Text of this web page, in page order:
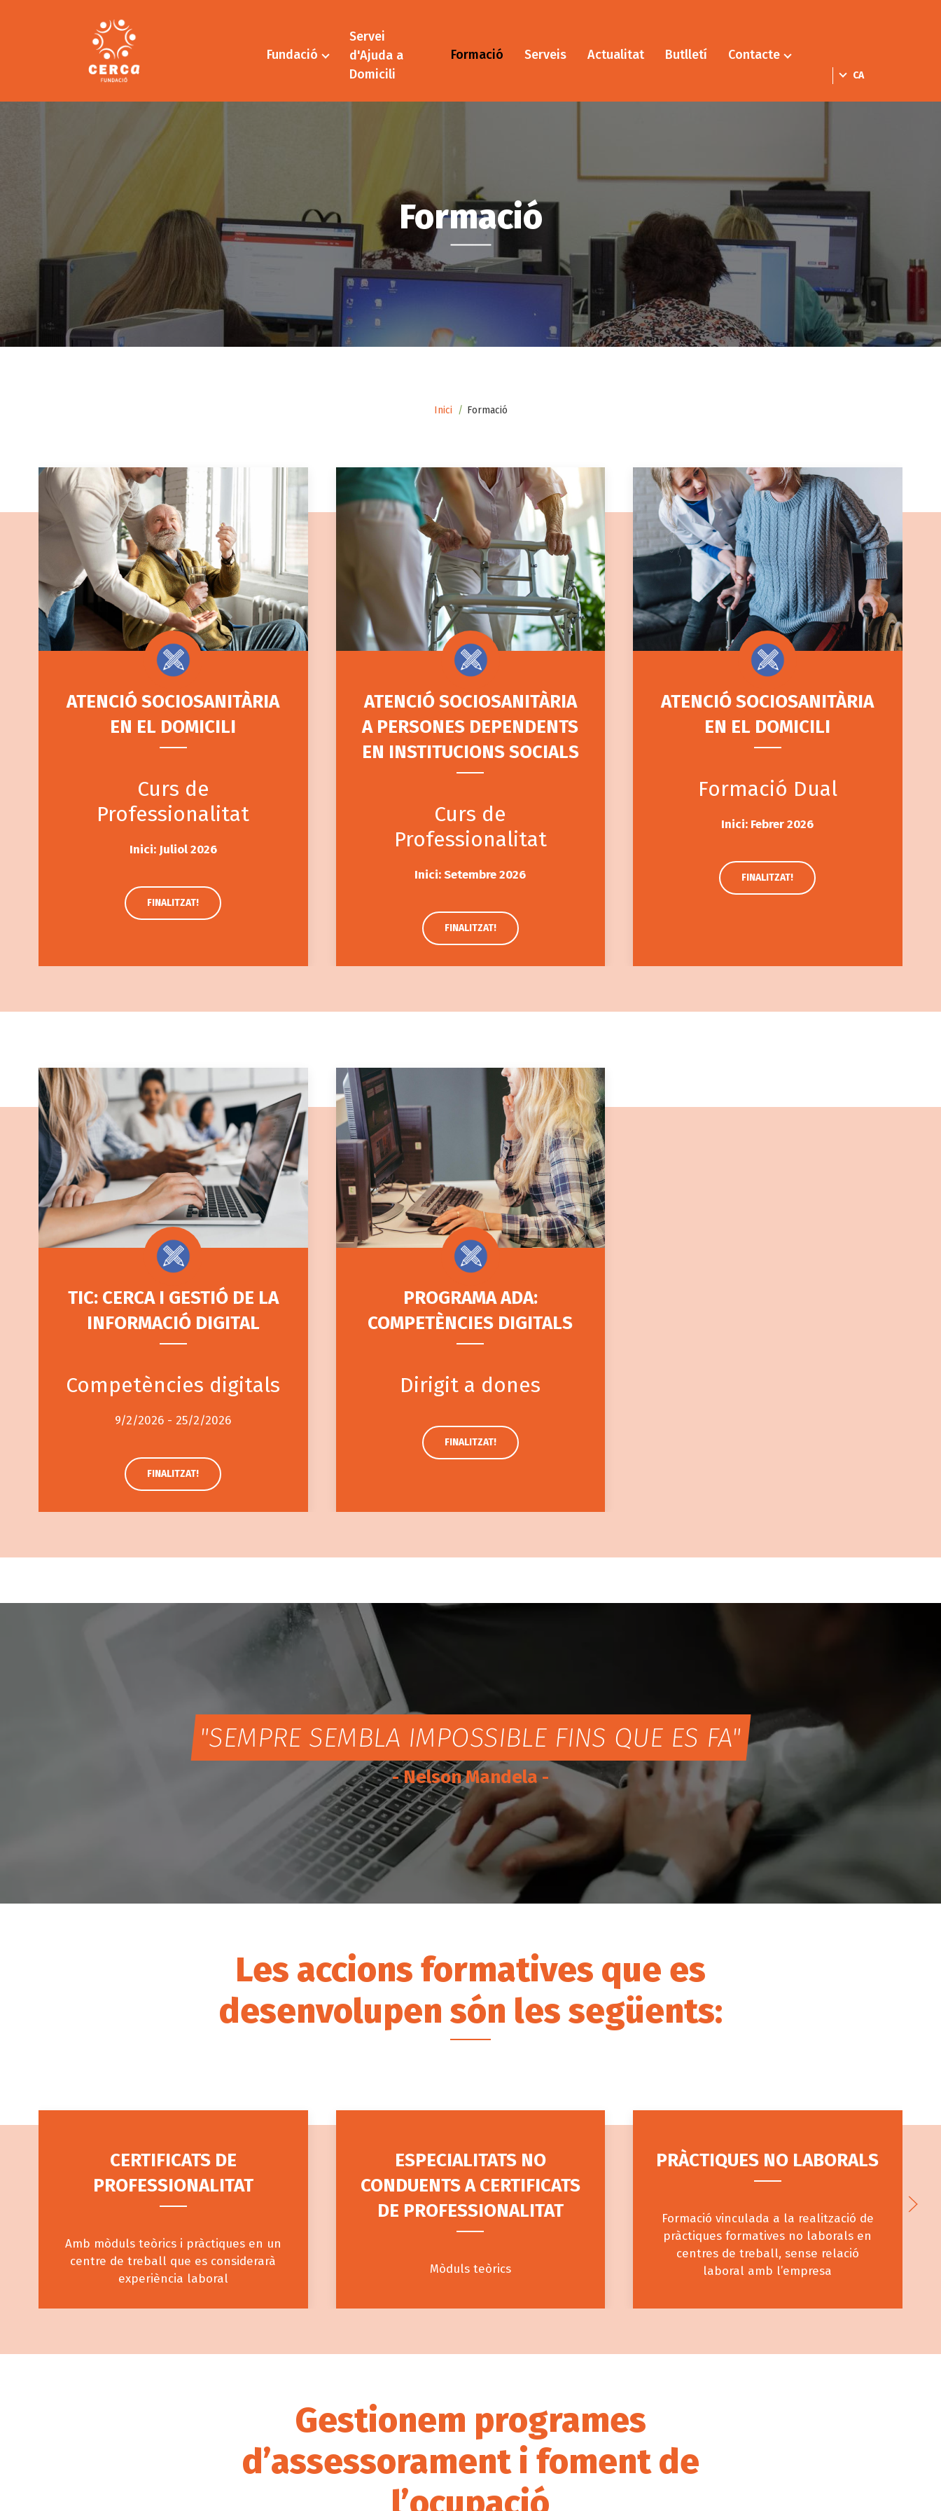
Fundació
Servei
d'Ajuda a
Domicili
Formació Serveis Actualitat Butlletí Contacte
CA
Formació
d'ariadna
Inici Formació
ATENCIÓ SOCIOSANITÀRIA
EN EL DOMICILI
Curs de
Professionalitat
Inici: Juliol 2026
FINALITZAT!
ATENCIÓ SOCIOSANITÀRIA
A PERSONES DEPENDENTS
EN INSTITUCIONS SOCIALS
Curs de
Professionalitat
Inici: Setembre 2026
FINALITZAT!
ATENCIÓ SOCIOSANITÀRIA
EN EL DOMICILI
Formació Dual
Inici: Febrer 2026
FINALITZAT!
TIC: CERCA I GESTIÓ DE LA
INFORMACIÓ DIGITAL
Competències digitals
9/2/2026 - 25/2/2026
FINALITZAT!
PROGRAMA ADA:
COMPETÈNCIES DIGITALS
Dirigit a dones
FINALITZAT!
"SEMPRE SEMBLA IMPOSSIBLE FINS QUE ES FA"
- Nelson Mandela -
Les accions formatives que es
desenvolupen són les següents:
CERTIFICATS DE
PROFESSIONALITAT
Amb mòduls teòrics i pràctiques en un
centre de treball que es considerarà
experiència laboral
ESPECIALITATS NO
CONDUENTS A CERTIFICATS
DE PROFESSIONALITAT
Mòduls teòrics
PRÀCTIQUES NO LABORALS
Formació vinculada a la realització de
pràctiques formatives no laborals en
centres de treball, sense relació
laboral amb l’empresa
Gestionem programes
d’assessorament i foment de